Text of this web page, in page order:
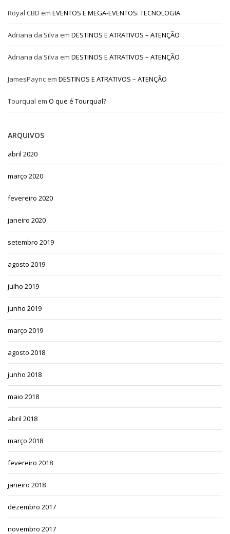
Royal CBD em EVENTOS E MEGA-EVENTOS: TECNOLOGIA
Adriana da Silva em DESTINOS E ATRATIVOS – ATENÇÃO
Adriana da Silva em DESTINOS E ATRATIVOS – ATENÇÃO
JamesPaync em DESTINOS E ATRATIVOS – ATENÇÃO
Tourqual em O que é Tourqual?
ARQUIVOS
abril 2020
março 2020
fevereiro 2020
janeiro 2020
setembro 2019
agosto 2019
julho 2019
junho 2019
março 2019
agosto 2018
junho 2018
maio 2018
abril 2018
março 2018
fevereiro 2018
janeiro 2018
dezembro 2017
novembro 2017